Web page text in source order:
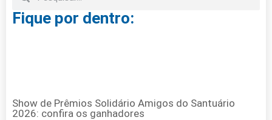
Fique por dentro:
Show de Prêmios Solidário Amigos do Santuário
2026: confira os ganhadores